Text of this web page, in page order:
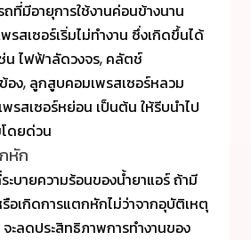
ที่มีอายุการใช้งานค่อนข้างนาน
รสเซอร์เริ่มไม่ทำงาน ซึ่งเกิดขึ้นได้
น ไฟฟ้าลัดวงจร, คลัตช์
อง, ลูกสูบคอมเพรสเซอร์หลวม
รสเซอร์หย่อน เป็นต้น ให้รีบนำไป
ดยด่วน
หัก
บายความร้อนของน้ำยาแอร์ ถ้ามี
เกิดการแตกหักไม่ว่าจากอุบัติเหตุ
จะลดประสิทธิภาพการทำงานของ